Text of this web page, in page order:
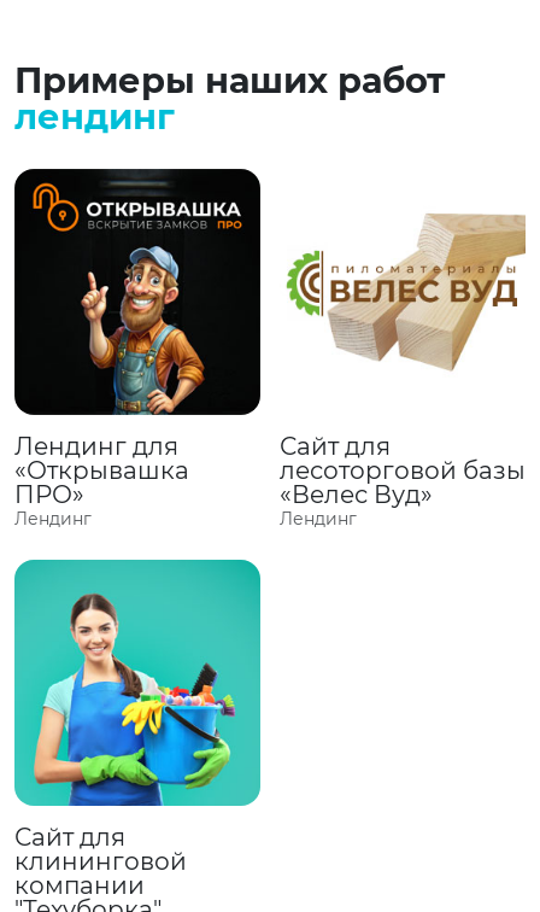
Примеры наших работ
лендинг
Лендинг для
«Открывашка
ПРО»
Лендинг
Сайт для
лесоторговой базы
«Велес Вуд»
Лендинг
Сайт для
клининговой
компании